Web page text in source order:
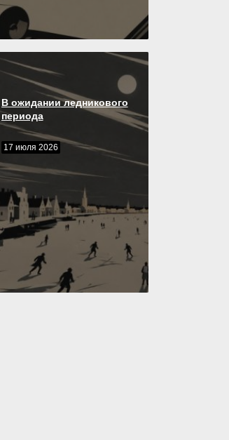
В ожидании ледникового
периода
17 июля 2026